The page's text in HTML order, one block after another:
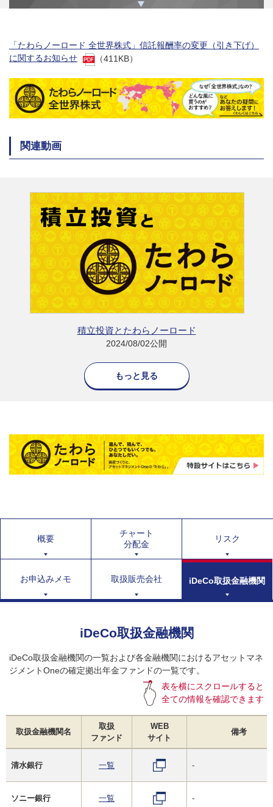
「たわらノーロード 全世界株式」信託報酬率の変更（引き下げ）
に関するお知らせ
（411KB）
関連動画
積立投資とたわらノーロード
2024/08/02公開
もっと見る
概要
チャート
分配金
リスク
お申込みメモ 取扱販売会社 iDeCo取扱金融機関
iDeCo取扱金融機関
iDeCo取扱金融機関の一覧および各金融機関におけるアセットマネ
ジメントOneの確定拠出年金ファンドの一覧です。
表を横にスクロールすると
全ての情報を確認できます
取扱金融機関名
取扱
ファンド
WEB
サイト
備考
清水銀行 一覧 -
ソニー銀行 一覧 -